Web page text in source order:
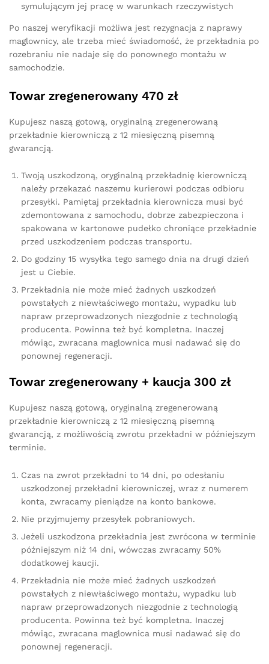
symulującym jej pracę w warunkach rzeczywistych
Po naszej weryfikacji możliwa jest rezygnacja z naprawy
maglownicy, ale trzeba mieć świadomość, że przekładnia po
rozebraniu nie nadaje się do ponownego montażu w
samochodzie.
Towar zregenerowany 470 zł
Kupujesz naszą gotową, oryginalną zregenerowaną
przekładnie kierowniczą z 12 miesięczną pisemną
gwarancją.
Twoją uszkodzoną, oryginalną przekładnię kierowniczą
należy przekazać naszemu kurierowi podczas odbioru
przesyłki. Pamiętaj przekładnia kierownicza musi być
zdemontowana z samochodu, dobrze zabezpieczona i
spakowana w kartonowe pudełko chroniące przekładnie
przed uszkodzeniem podczas transportu.
Do godziny 15 wysyłka tego samego dnia na drugi dzień
jest u Ciebie.
Przekładnia nie może mieć żadnych uszkodzeń
powstałych z niewłaściwego montażu, wypadku lub
napraw przeprowadzonych niezgodnie z technologią
producenta. Powinna też być kompletna. Inaczej
mówiąc, zwracana maglownica musi nadawać się do
ponownej regeneracji.
Towar zregenerowany + kaucja 300 zł
Kupujesz naszą gotową, oryginalną zregenerowaną
przekładnie kierowniczą z 12 miesięczną pisemną
gwarancją, z możliwością zwrotu przekładni w późniejszym
terminie.
Czas na zwrot przekładni to 14 dni, po odesłaniu
uszkodzonej przekładni kierowniczej, wraz z numerem
konta, zwracamy pieniądze na konto bankowe.
Nie przyjmujemy przesyłek pobraniowych.
Jeżeli uszkodzona przekładnia jest zwrócona w terminie
późniejszym niż 14 dni, wówczas zwracamy 50%
dodatkowej kaucji.
Przekładnia nie może mieć żadnych uszkodzeń
powstałych z niewłaściwego montażu, wypadku lub
napraw przeprowadzonych niezgodnie z technologią
producenta. Powinna też być kompletna. Inaczej
mówiąc, zwracana maglownica musi nadawać się do
ponownej regeneracji.